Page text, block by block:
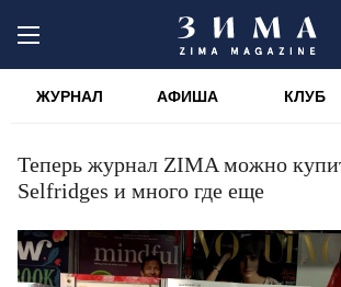
ЖУРНАЛ АФИША КЛУБ
Теперь журнал ZIMA можно
Selfridges и много где еще